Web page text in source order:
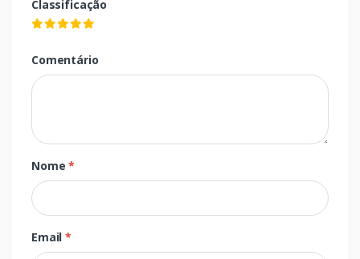
Classificação
Comentário
Nome*
Email*